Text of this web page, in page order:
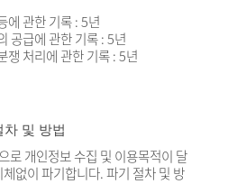
관한 기록 : 5년
공급에 관한 기록 : 5년
처리에 관한 기록 : 5년
및 방법
로 개인정보 수집 및 이용목적이 달
없이 파기합니다. 파기 절차 및 방